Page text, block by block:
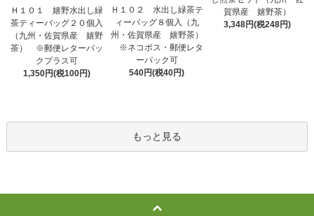
Ｈ１０１ 嬉野水出し緑
茶ティーバッグ２０個入
（九州・佐賀県産 嬉野
茶） ※郵便レターパッ
クプラス可
1,350円(税100円)
Ｈ１０２ 水出し緑茶テ
ィーバッグ８個入（九
州・佐賀県産 嬉野茶）
※ネコポス・郵便レタ
ーパック可
540円(税40円)
賀県産 嬉野茶）
3,348円(税248円)
もっと見る